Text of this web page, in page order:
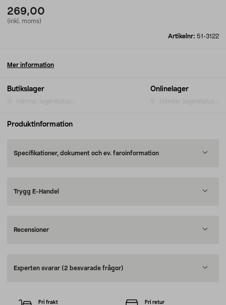
269,00
(inkl. moms)
Artikelnr: 51-3122
Butikslager
Hämtar lagerstatus...
Onlinelager
Hämtar lagerstatus...
Mer information
Produktinformation
Specifikationer, dokument och ev. faroinformation
Trygg E-Handel
Recensioner
Experten svarar (2 besvarade frågor)
Fri frakt Fri retur